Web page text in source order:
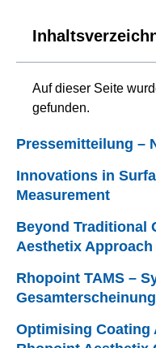
Auf dieser Seite
gefunden.
Pressemitteilung –
Innovations in
Measurement
Beyond Traditional
Aesthetix
Rhopoint TAMS –
Optimising Coating